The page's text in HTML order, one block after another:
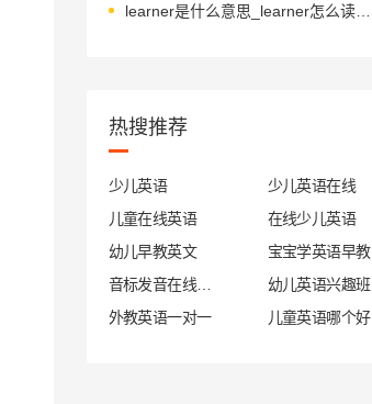
learner是什么意思_learner怎么读_音标'lɜ-nə(r)
热搜推荐
少儿英语
少儿英语在线
儿童在线英语
在线少儿英语
幼儿早教英文
宝宝学英语早教
幼儿英语兴趣班
外教英语一对一
儿童英语哪个好